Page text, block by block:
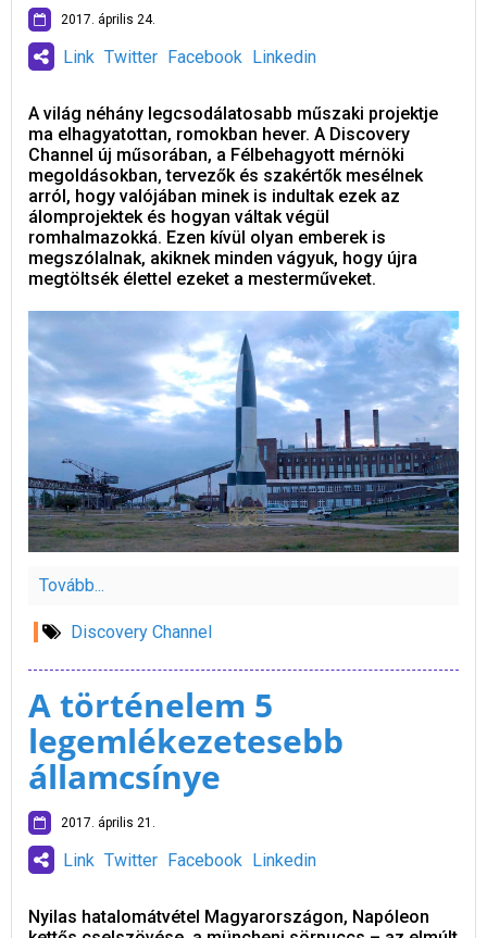
2017. április 24.
Link Twitter Facebook Linkedin
A világ néhány legcsodálatosabb műszaki projektje
ma elhagyatottan, romokban hever. A Discovery
Channel új műsorában, a Félbehagyott mérnöki
megoldásokban, tervezők és szakértők mesélnek
arról, hogy valójában minek is indultak ezek az
álomprojektek és hogyan váltak végül
romhalmazokká. Ezen kívül olyan emberek is
megszólalnak, akiknek minden vágyuk, hogy újra
megtöltsék élettel ezeket a mesterműveket.
Tovább...
Discovery Channel
A történelem 5
legemlékezetesebb
államcsínye
2017. április 21.
Link Twitter Facebook Linkedin
Nyilas hatalomátvétel Magyarországon, Napóleon